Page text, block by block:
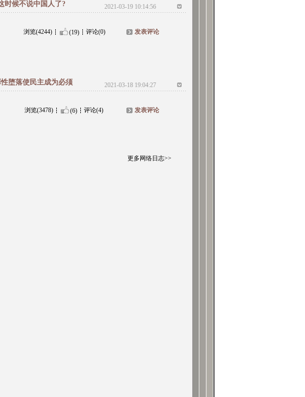
时候不说中国人了? 2021-03-19 10:14:56
浏览(4244) (19) 评论(0) 发表评论
堕落使民主成为必须 2021-03-18 19:04:27
浏览(3478) (6) 评论(4) 发表评论
更多网络日志>>